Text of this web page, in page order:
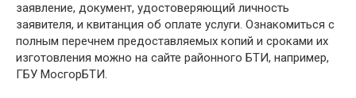
заявление, документ, удостоверяющий личность
заявителя, и квитанция об оплате услуги. Ознакомиться с
полным перечнем предоставляемых копий и сроками их
изготовления можно на сайте районного БТИ, например,
ГБУ МосгорБТИ.